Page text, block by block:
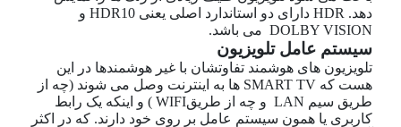
دهد. HDR دارای دو استاندارد اصلی یعنی HDR10 و
DOLBY VISION می باشد.
سیستم عامل تلویزیون
تلویزیون های هوشمند تفاوتشان با غیر هوشمندها در این
هست که SMART TV ها به اینترنت وصل می شوند (چه از
طریق سیم LAN و چه از طریقWIFI ) و اینکه یک رابط
کاربری یا همون سیستم عامل بر روی خود دارند. که در اکثر